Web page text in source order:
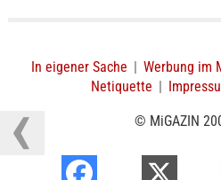
In eigener Sache | Werbung im
Netiquette |
© MiGAZIN